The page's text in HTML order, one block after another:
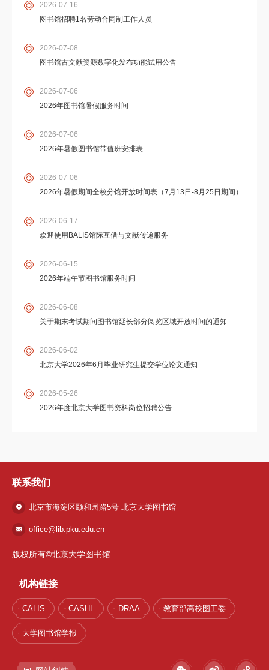
2026-07-16
图书馆招聘1名劳动合同制工作人员
2026-07-08
图书馆古文献资源数字化发布功能试用公告
2026-07-06
2026年图书馆暑假服务时间
2026-07-06
2026年暑假图书馆带值班安排表
2026-07-06
2026年暑假期间全校分馆开放时间表（7月13日-8月25日期间）
2026-06-17
欢迎使用BALIS馆际互借与文献传递服务
2026-06-15
2026年端午节图书馆服务时间
2026-06-08
关于期末考试期间图书馆延长部分阅览区域开放时间的通知
2026-06-02
北京大学2026年6月毕业研究生提交学位论文通知
2026-05-26
2026年度北京大学图书资料岗位招聘公告
联系我们
北京市海淀区颐和园路5号 北京大学图书馆
office@lib.pku.edu.cn
版权所有©北京大学图书馆
机构链接
CALIS CASHL DRAA 教育部高校图工委
大学图书馆学报